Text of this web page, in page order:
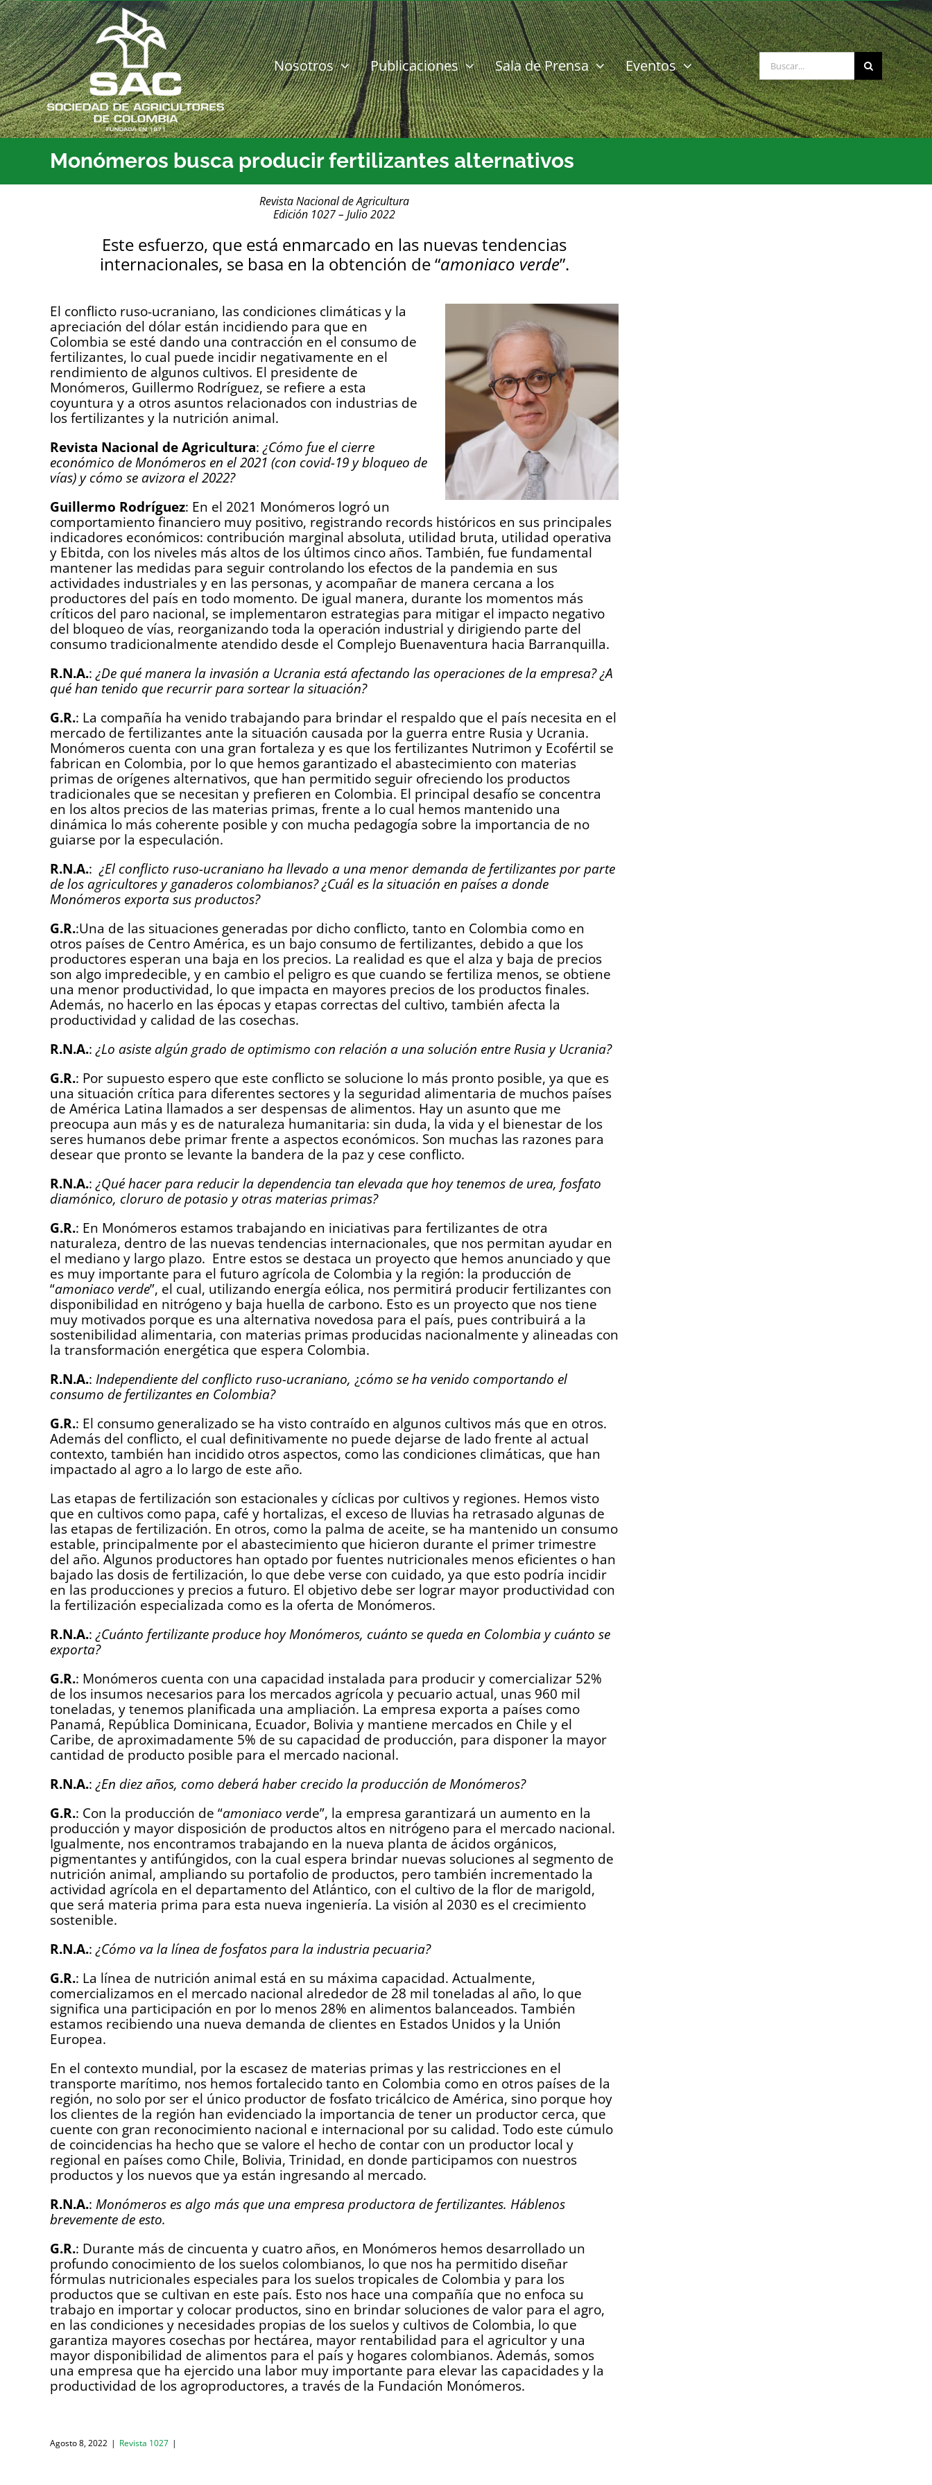
Saltar
al
contenido
Nosotros Publicaciones Sala de Prensa Eventos Buscar:
Monómeros busca producir fertilizantes alternativos
Revista Nacional de Agricultura
Edición 1027 – Julio 2022
Este esfuerzo, que está enmarcado en las nuevas tendencias
internacionales, se basa en la obtención de “amoniaco verde”.
El conflicto ruso-ucraniano, las condiciones climáticas y la
apreciación del dólar están incidiendo para que en
Colombia se esté dando una contracción en el consumo de
fertilizantes, lo cual puede incidir negativamente en el
rendimiento de algunos cultivos. El presidente de
Monómeros, Guillermo Rodríguez, se refiere a esta
coyuntura y a otros asuntos relacionados con industrias de
los fertilizantes y la nutrición animal.
Revista Nacional de Agricultura: ¿Cómo fue el cierre
económico de Monómeros en el 2021 (con covid-19 y bloqueo de
vías) y cómo se avizora el 2022?
Guillermo Rodríguez: En el 2021 Monómeros logró un
comportamiento financiero muy positivo, registrando records históricos en sus principales
indicadores económicos: contribución marginal absoluta, utilidad bruta, utilidad operativa
y Ebitda, con los niveles más altos de los últimos cinco años. También, fue fundamental
mantener las medidas para seguir controlando los efectos de la pandemia en sus
actividades industriales y en las personas, y acompañar de manera cercana a los
productores del país en todo momento. De igual manera, durante los momentos más
críticos del paro nacional, se implementaron estrategias para mitigar el impacto negativo
del bloqueo de vías, reorganizando toda la operación industrial y dirigiendo parte del
consumo tradicionalmente atendido desde el Complejo Buenaventura hacia Barranquilla.
R.N.A.: ¿De qué manera la invasión a Ucrania está afectando las operaciones de la empresa? ¿A
qué han tenido que recurrir para sortear la situación?
G.R.: La compañía ha venido trabajando para brindar el respaldo que el país necesita en el
mercado de fertilizantes ante la situación causada por la guerra entre Rusia y Ucrania.
Monómeros cuenta con una gran fortaleza y es que los fertilizantes Nutrimon y Ecofértil se
fabrican en Colombia, por lo que hemos garantizado el abastecimiento con materias
primas de orígenes alternativos, que han permitido seguir ofreciendo los productos
tradicionales que se necesitan y prefieren en Colombia. El principal desafío se concentra
en los altos precios de las materias primas, frente a lo cual hemos mantenido una
dinámica lo más coherente posible y con mucha pedagogía sobre la importancia de no
guiarse por la especulación.
R.N.A.: ¿El conflicto ruso-ucraniano ha llevado a una menor demanda de fertilizantes por parte
de los agricultores y ganaderos colombianos? ¿Cuál es la situación en países a donde
Monómeros exporta sus productos?
G.R.:Una de las situaciones generadas por dicho conflicto, tanto en Colombia como en
otros países de Centro América, es un bajo consumo de fertilizantes, debido a que los
productores esperan una baja en los precios. La realidad es que el alza y baja de precios
son algo impredecible, y en cambio el peligro es que cuando se fertiliza menos, se obtiene
una menor productividad, lo que impacta en mayores precios de los productos finales.
Además, no hacerlo en las épocas y etapas correctas del cultivo, también afecta la
productividad y calidad de las cosechas.
R.N.A.: ¿Lo asiste algún grado de optimismo con relación a una solución entre Rusia y Ucrania?
G.R.: Por supuesto espero que este conflicto se solucione lo más pronto posible, ya que es
una situación crítica para diferentes sectores y la seguridad alimentaria de muchos países
de América Latina llamados a ser despensas de alimentos. Hay un asunto que me
preocupa aun más y es de naturaleza humanitaria: sin duda, la vida y el bienestar de los
seres humanos debe primar frente a aspectos económicos. Son muchas las razones para
desear que pronto se levante la bandera de la paz y cese conflicto.
R.N.A.: ¿Qué hacer para reducir la dependencia tan elevada que hoy tenemos de urea, fosfato
diamónico, cloruro de potasio y otras materias primas?
G.R.: En Monómeros estamos trabajando en iniciativas para fertilizantes de otra
naturaleza, dentro de las nuevas tendencias internacionales, que nos permitan ayudar en
el mediano y largo plazo. Entre estos se destaca un proyecto que hemos anunciado y que
es muy importante para el futuro agrícola de Colombia y la región: la producción de
“amoniaco verde”, el cual, utilizando energía eólica, nos permitirá producir fertilizantes con
disponibilidad en nitrógeno y baja huella de carbono. Esto es un proyecto que nos tiene
muy motivados porque es una alternativa novedosa para el país, pues contribuirá a la
sostenibilidad alimentaria, con materias primas producidas nacionalmente y alineadas con
la transformación energética que espera Colombia.
R.N.A.: Independiente del conflicto ruso-ucraniano, ¿cómo se ha venido comportando el
consumo de fertilizantes en Colombia?
G.R.: El consumo generalizado se ha visto contraído en algunos cultivos más que en otros.
Además del conflicto, el cual definitivamente no puede dejarse de lado frente al actual
contexto, también han incidido otros aspectos, como las condiciones climáticas, que han
impactado al agro a lo largo de este año.
Las etapas de fertilización son estacionales y cíclicas por cultivos y regiones. Hemos visto
que en cultivos como papa, café y hortalizas, el exceso de lluvias ha retrasado algunas de
las etapas de fertilización. En otros, como la palma de aceite, se ha mantenido un consumo
estable, principalmente por el abastecimiento que hicieron durante el primer trimestre
del año. Algunos productores han optado por fuentes nutricionales menos eficientes o han
bajado las dosis de fertilización, lo que debe verse con cuidado, ya que esto podría incidir
en las producciones y precios a futuro. El objetivo debe ser lograr mayor productividad con
la fertilización especializada como es la oferta de Monómeros.
R.N.A.: ¿Cuánto fertilizante produce hoy Monómeros, cuánto se queda en Colombia y cuánto se
exporta?
G.R.: Monómeros cuenta con una capacidad instalada para producir y comercializar 52%
de los insumos necesarios para los mercados agrícola y pecuario actual, unas 960 mil
toneladas, y tenemos planificada una ampliación. La empresa exporta a países como
Panamá, República Dominicana, Ecuador, Bolivia y mantiene mercados en Chile y el
Caribe, de aproximadamente 5% de su capacidad de producción, para disponer la mayor
cantidad de producto posible para el mercado nacional.
R.N.A.: ¿En diez años, como deberá haber crecido la producción de Monómeros?
G.R.: Con la producción de “amoniaco verde”, la empresa garantizará un aumento en la
producción y mayor disposición de productos altos en nitrógeno para el mercado nacional.
Igualmente, nos encontramos trabajando en la nueva planta de ácidos orgánicos,
pigmentantes y antifúngidos, con la cual espera brindar nuevas soluciones al segmento de
nutrición animal, ampliando su portafolio de productos, pero también incrementado la
actividad agrícola en el departamento del Atlántico, con el cultivo de la flor de marigold,
que será materia prima para esta nueva ingeniería. La visión al 2030 es el crecimiento
sostenible.
R.N.A.: ¿Cómo va la línea de fosfatos para la industria pecuaria?
G.R.: La línea de nutrición animal está en su máxima capacidad. Actualmente,
comercializamos en el mercado nacional alrededor de 28 mil toneladas al año, lo que
significa una participación en por lo menos 28% en alimentos balanceados. También
estamos recibiendo una nueva demanda de clientes en Estados Unidos y la Unión
Europea.
En el contexto mundial, por la escasez de materias primas y las restricciones en el
transporte marítimo, nos hemos fortalecido tanto en Colombia como en otros países de la
región, no solo por ser el único productor de fosfato tricálcico de América, sino porque hoy
los clientes de la región han evidenciado la importancia de tener un productor cerca, que
cuente con gran reconocimiento nacional e internacional por su calidad. Todo este cúmulo
de coincidencias ha hecho que se valore el hecho de contar con un productor local y
regional en países como Chile, Bolivia, Trinidad, en donde participamos con nuestros
productos y los nuevos que ya están ingresando al mercado.
R.N.A.: Monómeros es algo más que una empresa productora de fertilizantes. Háblenos
brevemente de esto.
G.R.: Durante más de cincuenta y cuatro años, en Monómeros hemos desarrollado un
profundo conocimiento de los suelos colombianos, lo que nos ha permitido diseñar
fórmulas nutricionales especiales para los suelos tropicales de Colombia y para los
productos que se cultivan en este país. Esto nos hace una compañía que no enfoca su
trabajo en importar y colocar productos, sino en brindar soluciones de valor para el agro,
en las condiciones y necesidades propias de los suelos y cultivos de Colombia, lo que
garantiza mayores cosechas por hectárea, mayor rentabilidad para el agricultor y una
mayor disponibilidad de alimentos para el país y hogares colombianos. Además, somos
una empresa que ha ejercido una labor muy importante para elevar las capacidades y la
productividad de los agroproductores, a través de la Fundación Monómeros.
Agosto 8, 2022 | Revista 1027 |